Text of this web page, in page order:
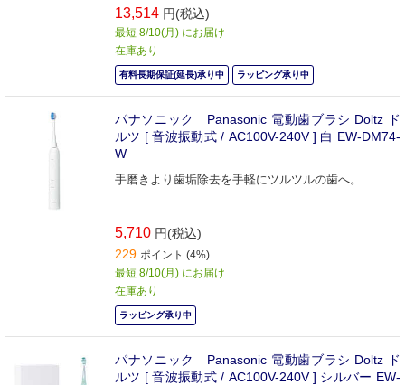
13,514 円(税込)
最短 8/10(月) にお届け
在庫あり
有料長期保証(延長)承り中 ラッピング承り中
パナソニック Panasonic 電動歯ブラシ Doltz ド
ルツ [ 音波振動式 / AC100V-240V ] 白 EW-DM74-
W
手磨きより歯垢除去を手軽にツルツルの歯へ。
5,710 円(税込)
229 ポイント (4%)
最短 8/10(月) にお届け
在庫あり
ラッピング承り中
パナソニック Panasonic 電動歯ブラシ Doltz ド
ルツ [ 音波振動式 / AC100V-240V ] シルバー EW-